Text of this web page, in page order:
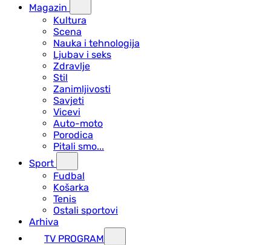
Magazin
Kultura
Scena
Nauka i tehnologija
Ljubav i seks
Zdravlje
Stil
Zanimljivosti
Savjeti
Vicevi
Auto-moto
Porodica
Pitali smo...
Sport
Fudbal
Košarka
Tenis
Ostali sportovi
Arhiva
TV PROGRAM